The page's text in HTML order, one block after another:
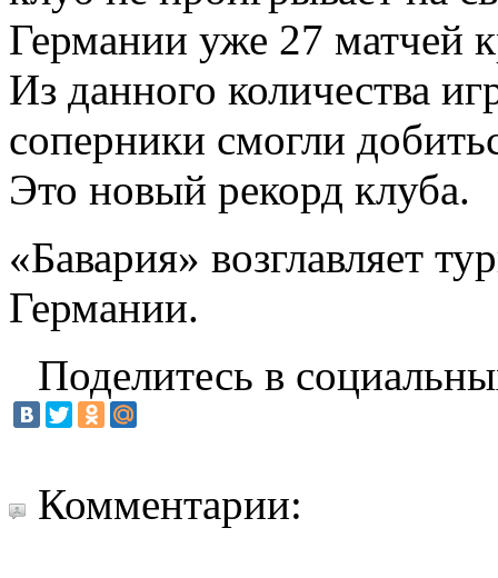
Германии уже 27 матчей
Из данного количества
соперники смогли
Это новый рекорд клуба.
«Бавария» возглавляет
Германии.
Поделитесь в
Комментарии: